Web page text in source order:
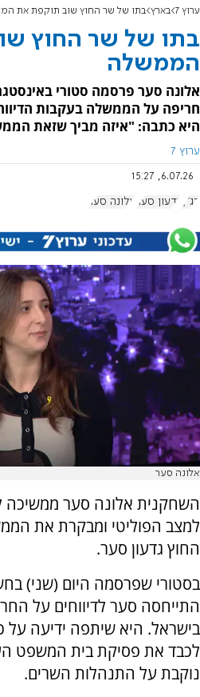
ערוץ 7 בארץ בתו של שר החוץ שוב תוקפת את
בתו של שר החוץ
הממשלה
אלונה סער פרסמה סטורי
חריפה על הממשלה בעקבות
היא כתבה: "איזה מביך שזאת
ערוץ 7
6.07.26, 15:27
בג"ץ גדעון סער אלונה סער
אלונה סער
השחקנית אלונה סער ממשיכה
למצב הפוליטי ומבקרת את
החוץ גדעון סער.
בסטורי שפרסמה היום (שני)
התייחסה סער לדיווחים על
בישראל. היא שיתפה ידיעה
לכבד את פסיקת בית המשפט
נוקבת על התנהלות השרים.